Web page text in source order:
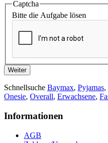
Captcha
Bitte die Aufgabe lösen
Weiter
Schnellsuche Baymax, Pyjamas,
Onesie, Overall, Erwachsene,
Informationen
AGB